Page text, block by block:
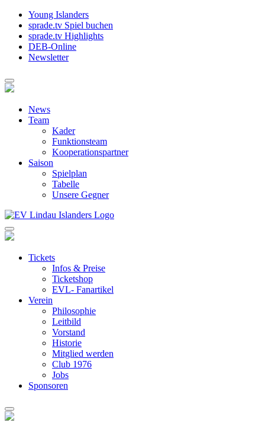
Young Islanders
sprade.tv Spiel buchen
sprade.tv Highlights
DEB-Online
Newsletter
News
Team
Kader
Funktionsteam
Kooperationspartner
Saison
Spielplan
Tabelle
Unsere Gegner
Tickets
Infos & Preise
Ticketshop
EVL- Fanartikel
Verein
Philosophie
Leitbild
Vorstand
Historie
Mitglied werden
Club 1976
Jobs
Sponsoren